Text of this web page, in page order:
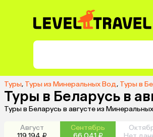
Туры, Туры из Минеральных Вод, Туры в
Туры в Беларусь в
Туры в Беларусь в августе из
Август
Сентябрь